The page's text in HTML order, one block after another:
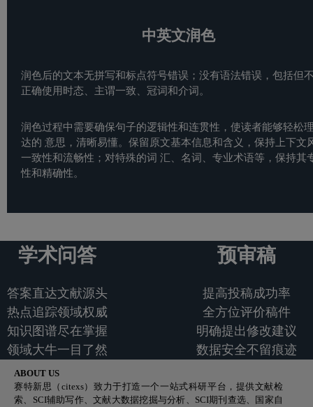
中英文润色
润色后的文本无拼写和标点符号错误；没有语法错误，包括但
正确使用时态、主谓一致、冠词和介词。
润色过程中需要确保句子的逻辑性和连贯性，使读者能够轻松
达的 意思，清晰易懂。保留原文基本信息和含义，保持上下文
一致性和流畅性；对特殊的词 汇、名词、专业术语等，保持其
性和精确性。
学术问答
答案直达文献源头
热点追踪领域权威
知识图谱尽在掌握
领域大牛一目了然
预审稿
提高投稿成功率
全方位评价稿件
明确提出修改建议
数据安全不留痕迹
ABOUT US
赛特新思（citexs）致力于打造一个一站式科研平台，提供文献检
索、SCI辅助写作、文献大数据挖掘与分析、SCI期刊查选、国家自